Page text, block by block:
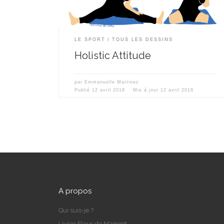
LE SPORT TOUS LES DESSINS
Holistic Attitude
par Emmanuelle Martinez
Publié 12 avril 2018 Mis à jour 12 avril 2018
A propos
Qui suis-je ?